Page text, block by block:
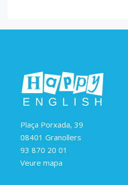
Plaça Porxada, 39
08401 Granollers
93 870 20 01
Veure mapa